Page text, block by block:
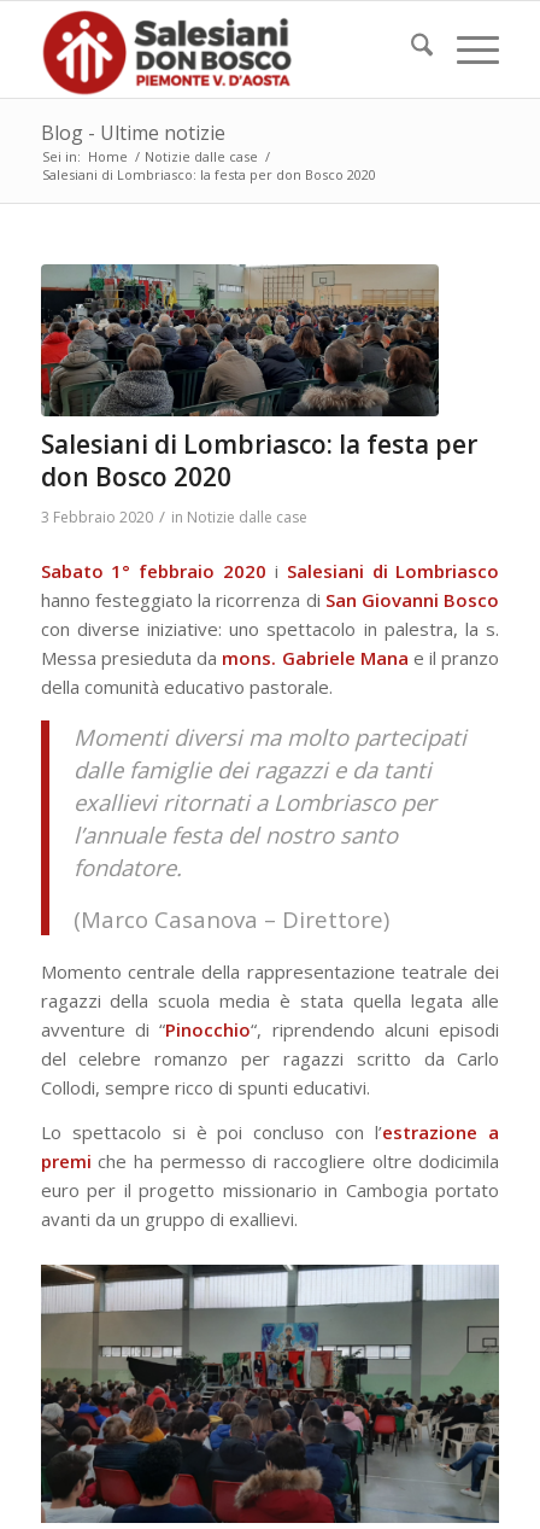
Blog - Ultime notizie
Sei in: Home / Notizie dalle case /
Salesiani di Lombriasco: la festa per don Bosco 2020
Salesiani di Lombriasco: la festa per
don Bosco 2020
3 Febbraio 2020 / in Notizie dalle case
Sabato 1° febbraio 2020 i Salesiani di Lombriasco
hanno festeggiato la ricorrenza di San Giovanni Bosco
con diverse iniziative: uno spettacolo in palestra, la s.
Messa presieduta da mons. Gabriele Mana e il pranzo
della comunità educativo pastorale.
Momenti diversi ma molto partecipati
dalle famiglie dei ragazzi e da tanti
exallievi ritornati a Lombriasco per
l’annuale festa del nostro santo
fondatore.
(Marco Casanova – Direttore)
Momento centrale della rappresentazione teatrale dei
ragazzi della scuola media è stata quella legata alle
avventure di “Pinocchio“, riprendendo alcuni episodi
del celebre romanzo per ragazzi scritto da Carlo
Collodi, sempre ricco di spunti educativi.
Lo spettacolo si è poi concluso con l’estrazione a
premi che ha permesso di raccogliere oltre dodicimila
euro per il progetto missionario in Cambogia portato
avanti da un gruppo di exallievi.